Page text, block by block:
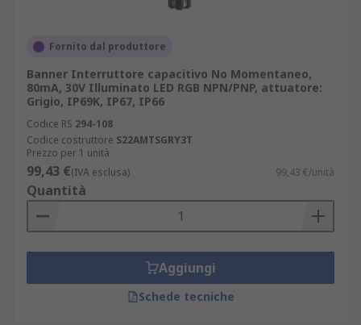
Fornito dal produttore
Banner Interruttore capacitivo No Momentaneo,
80mA, 30V Illuminato LED RGB NPN/PNP, attuatore:
Grigio, IP69K, IP67, IP66
Codice RS 294-108
Codice costruttore S22AMTSGRY3T
Prezzo per 1 unità
99,43 €(IVA esclusa) 99,43 €/unità
Quantità
Aggiungi
Schede tecniche